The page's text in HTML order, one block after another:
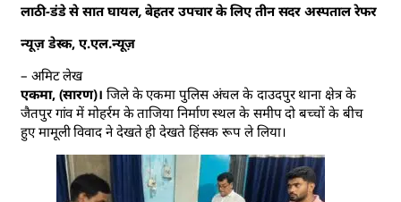
लाठी-डंडे से सात घायल, बेहतर उपचार के लिए तीन सदर अस्पताल रेफर
न्यूज़ डेस्क, ए.एल.न्यूज़
– अमिट लेख
एकमा, (सारण)। जिले के एकमा पुलिस अंचल के दाउदपुर थाना क्षेत्र के
जैतपुर गांव में मोहर्रम के ताजिया निर्माण स्थल के समीप दो बच्चों के बीच
हुए मामूली विवाद ने देखते ही देखते हिंसक रूप ले लिया।